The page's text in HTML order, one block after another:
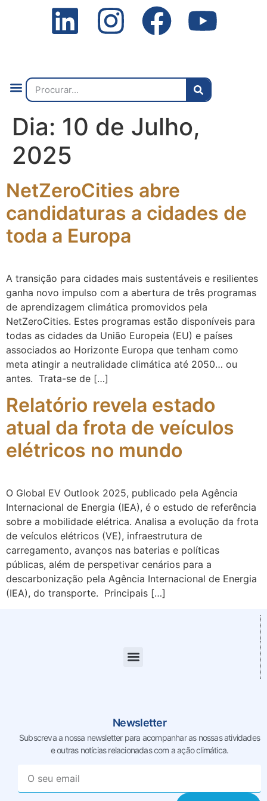
Dia: 10 de Julho,
2025
NetZeroCities abre
candidaturas a cidades de
toda a Europa
A transição para cidades mais sustentáveis e resilientes
ganha novo impulso com a abertura de três programas
de aprendizagem climática promovidos pela
NetZeroCities. Estes programas estão disponíveis para
todas as cidades da União Europeia (EU) e países
associados ao Horizonte Europa que tenham como
meta atingir a neutralidade climática até 2050… ou
antes. Trata-se de […]
Relatório revela estado
atual da frota de veículos
elétricos no mundo
O Global EV Outlook 2025, publicado pela Agência
Internacional de Energia (IEA), é o estudo de referência
sobre a mobilidade elétrica. Analisa a evolução da frota
de veículos elétricos (VE), infraestrutura de
carregamento, avanços nas baterias e políticas
públicas, além de perspetivar cenários para a
descarbonização pela Agência Internacional de Energia
(IEA), do transporte. Principais […]
Newsletter
Subscreva a nossa newsletter para acompanhar as nossasatividades
e outras notícias relacionadas com a ação climática.